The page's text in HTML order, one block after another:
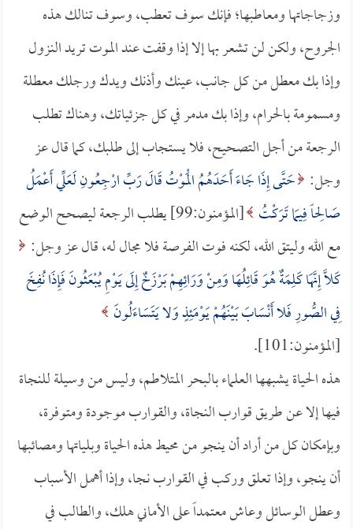
وزجاجاتها ومعاطبها؛ فإنك سوف تعطب، وسوف تنالك هذه
الجروح، ولكن لن تشعر بها إلا إذا وقفت عند الموت تريد النزول
وإذا بك معطل من كل جانب، عينك وأذنك ويدك ورجلك معطلة
ومسمومة بالحرام، وإذا بك مدمر في كل جزئياتك، وهناك تطلب
الرجعة من أجل التصحيح، فلا يستجاب إلى طلبك، كما قال عز
وجل: حَتَّى إِذَا جَاءَ أَحَدَهُمُ الْمَوْتُ قَالَ رَبِّ ارْجِعُونِ لَعَلِّي أَعْمَلُ
صَالِحاً فِيمَا تَرَكْتُ
[المؤمنون:99] يطلب الرجعة ليصحح الوضع
مع الله وليتق الله، لكنه فوت الفرصة فلا مجال له، قال عز وجل:
كَلَّا إِنَّهَا كَلِمَةٌ هُوَ قَائِلُهَا وَمِنْ وَرَائِهِمْ بَرْزَخٌ إِلَى يَوْمِ يُبْعَثُونَ فَإِذَا نُفِخَ
فِي الصُّورِ فَلا أَنْسَابَ بَيْنَهُمْ يَوْمَئِذٍ وَلا يَتَسَاءَلُونَ
[المؤمنون:101].
هذه الحياة يشبهها العلماء بالبحر المتلاطم، وليس من وسيلة للنجاة
فيها إلا عن طريق قوارب النجاة، والقوارب موجودة ومتوفرة،
وبإمكان كل من أراد أن ينجو من محيط هذه الحياة وبلياتها ومصائبها
أن ينجو، وإذا تعلق وركب في القوارب نجا، وإذا أهمل الأسباب
وعطل الوسائل وعاش معتمداً على الأماني هلك، والطالب في